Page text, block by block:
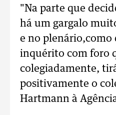
"Na parte que
há um gargalo
e no plenário,como
inquérito com foro
colegiadamente,
positivamente o
Hartmann à